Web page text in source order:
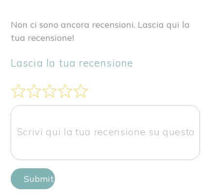
Non ci sono ancora recensioni. Lascia qui la
tua recensione!
Lascia la tua recensione
Submit Review